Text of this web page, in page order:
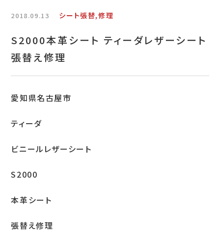
お問い合わせ
特定商取引表示
施工例
プライバシーポリシー
Tel.052-382-1913
2018.09.13 シート張替,修理
S2000本革シート ティーダレザーシート
張替え修理
愛知県名古屋市
ティーダ
ビニールレザーシート
S2000
本革シート
張替え修理